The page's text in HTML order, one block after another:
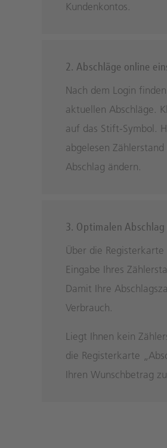
Kundenkontos.
2. Abschläge online
Nach dem Login
aktuellen Abschläge.
auf das Stift-Symbol.
abgelesen
Abschlag ändern.
3. Optimalen
Über die
Eingabe Ihres
Damit Ihre
Verbrauch.
Liegt Ihnen kein
die Registerkarte
Ihren Wunschbetrag